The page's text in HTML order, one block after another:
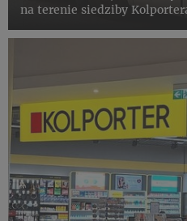
na terenie siedziby
Regionalnym Centrum